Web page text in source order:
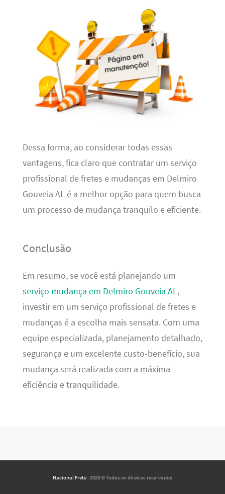
Dessa forma, ao considerar todas essas
vantagens, fica claro que contratar um serviço
profissional de fretes e mudanças em Delmiro
Gouveia AL é a melhor opção para quem busca
um processo de mudança tranquilo e eficiente.
Conclusão
Em resumo, se você está planejando um
serviço mudança em Delmiro Gouveia AL,
investir em um serviço profissional de fretes e
mudanças é a escolha mais sensata. Com uma
equipe especializada, planejamento detalhado,
segurança e um excelente custo-benefício, sua
mudança será realizada com a máxima
eficiência e tranquilidade.
Nacional Frete · 2026 © Todos os direitos reservados